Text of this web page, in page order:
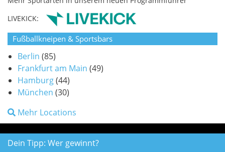
LIVEKICK:
Fußballkneipen & Sportsbars
Berlin (85)
Frankfurt am Main (49)
Hamburg(44)
München (30)
Mehr Locations
Dein Tipp: Wer gewinnt?